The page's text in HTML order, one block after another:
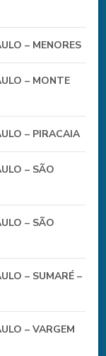
– MENORES
– MONTE
– PIRACAIA
– SÃO
– SÃO
– SUMARÉ –
– VARGEM